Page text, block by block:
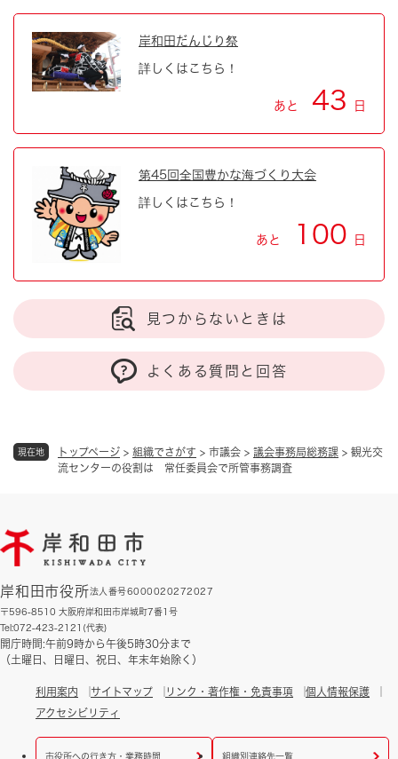
現在地 トップページ > 組織でさがす > 市議会 > 議会事務局総務課 > 観光交
流センターの役割は 常任委員会で所管事務調査
岸和田だんじり祭
詳しくはこちら！
あと 43 日
第45回全国豊かな海づくり大会
詳しくはこちら！
あと 100 日
見つからないときは
よくある質問と回答
岸和田市役所法人番号6000020272027
〒596-8510 大阪府岸和田市岸城町7番1号
Tel:072-423-2121(代表)
開庁時間:午前9時から午後5時30分まで
（土曜日、日曜日、祝日、年末年始除く）
利用案内 サイトマップ リンク・著作権・免責事項
個人情報保護
アクセシビリティ
市役所への行き方・業務時間 組織別連絡先一覧